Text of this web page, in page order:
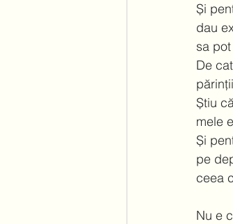
Și
dau
sa
De
Știu
mele
Și
pe
ceea
Nu e